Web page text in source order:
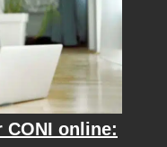
online: